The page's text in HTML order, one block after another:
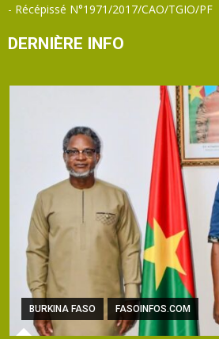
- Récépissé N°1971/2017/CAO/TGIO/PF
DERNIÈRE INFO
BURKINA FASO FASOINFOS.COM